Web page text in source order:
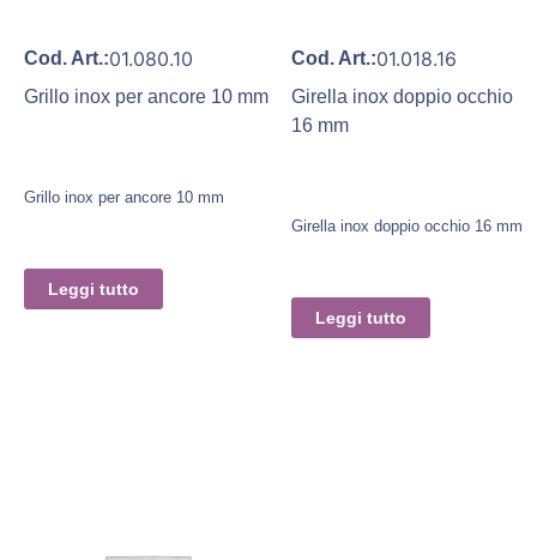
Cod. Art.:01.080.10
Grillo inox per ancore 10 mm
Grillo inox per ancore 10 mm
Leggi tutto
Cod. Art.:01.018.16
Girella inox doppio occhio
16 mm
Girella inox doppio occhio 16 mm
Leggi tutto